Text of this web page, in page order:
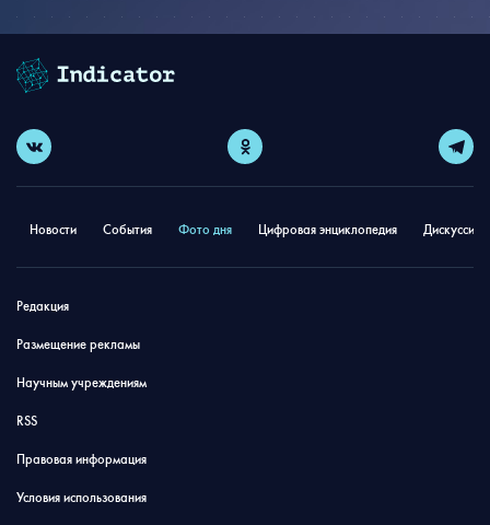
Новости События Фото дня Цифровая энциклопедия
Редакция
Размещение рекламы
Научным учреждениям
RSS
Правовая информация
Условия использования